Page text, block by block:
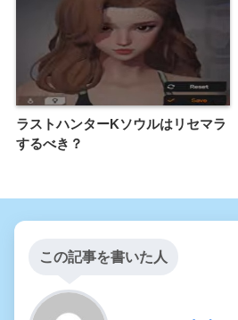
ラストハンターKソウルはリセマラ
するべき？
この記事を書いた人